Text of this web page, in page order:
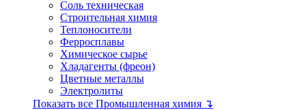
Соль техническая
Строительная химия
Теплоносители
Ферросплавы
Химическое сырье
Хладагенты (фреон)
Цветные металлы
Электролиты
Показать все Промышленная химия ↴